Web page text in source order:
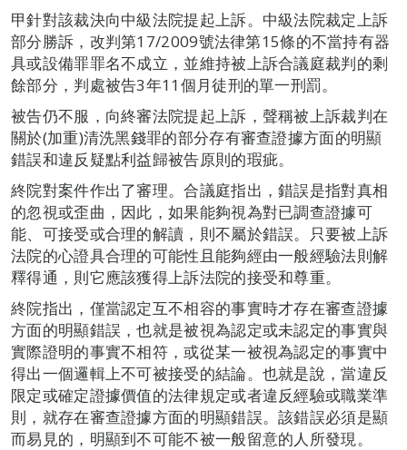
甲針對該裁決向中級法院提起上訴。中級法院裁定上訴
部分勝訴，改判第17/2009號法律第15條的不當持有器
具或設備罪罪名不成立，並維持被上訴合議庭裁判的剩
餘部分，判處被告3年11個月徒刑的單一刑罰。
被告仍不服，向終審法院提起上訴，聲稱被上訴裁判在
關於(加重)清洗黑錢罪的部分存有審查證據方面的明顯
錯誤和違反疑點利益歸被告原則的瑕疵。
終院對案件作出了審理。合議庭指出，錯誤是指對真相
的忽視或歪曲，因此，如果能夠視為對已調查證據可
能、可接受或合理的解讀，則不屬於錯誤。只要被上訴
法院的心證具合理的可能性且能夠經由一般經驗法則解
釋得通，則它應該獲得上訴法院的接受和尊重。
終院指出，僅當認定互不相容的事實時才存在審查證據
方面的明顯錯誤，也就是被視為認定或未認定的事實與
實際證明的事實不相符，或從某一被視為認定的事實中
得出一個邏輯上不可被接受的結論。也就是說，當違反
限定或確定證據價值的法律規定或者違反經驗或職業準
則，就存在審查證據方面的明顯錯誤。該錯誤必須是顯
而易見的，明顯到不可能不被一般留意的人所發現。